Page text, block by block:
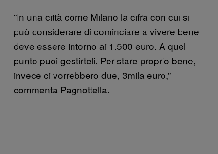
“In una città come Milano la cifra con cui si
può considerare di cominciare a vivere bene
deve essere intorno ai 1.500 euro. A quel
punto puoi gestirteli. Per stare proprio bene,
invece ci vorrebbero due, 3mila euro,”
commenta Pagnottella.